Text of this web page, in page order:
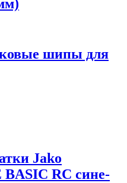
шипы для
Jako
RC сине-